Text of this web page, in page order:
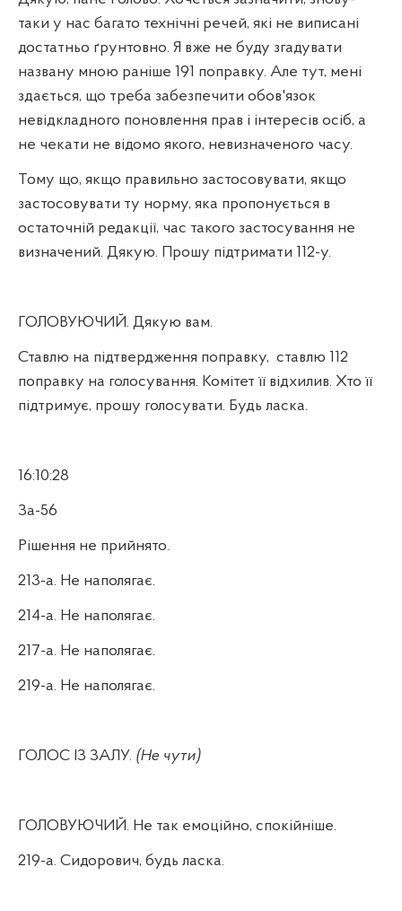
таки у нас багато технічні речей, які не виписані
достатньо ґрунтовно. Я вже не буду згадувати
названу мною раніше 191 поправку. Але тут, мені
здається, що треба забезпечити обов'язок
невідкладного поновлення прав і інтересів осіб, а
не чекати не відомо якого, невизначеного часу.
Тому що, якщо правильно застосовувати, якщо
застосовувати ту норму, яка пропонується в
остаточній редакції, час такого застосування не
визначений. Дякую. Прошу підтримати 112-у.
ГОЛОВУЮЧИЙ. Дякую вам.
Ставлю на підтвердження поправку, ставлю 112
поправку на голосування. Комітет її відхилив. Хто її
підтримує, прошу голосувати. Будь ласка.
16:10:28
За-56
Рішення не прийнято.
213-а. Не наполягає.
214-а. Не наполягає.
217-а. Не наполягає.
219-а. Не наполягає.
ГОЛОС ІЗ ЗАЛУ. (Не чути)
ГОЛОВУЮЧИЙ. Не так емоційно, спокійніше.
219-а. Сидорович, будь ласка.